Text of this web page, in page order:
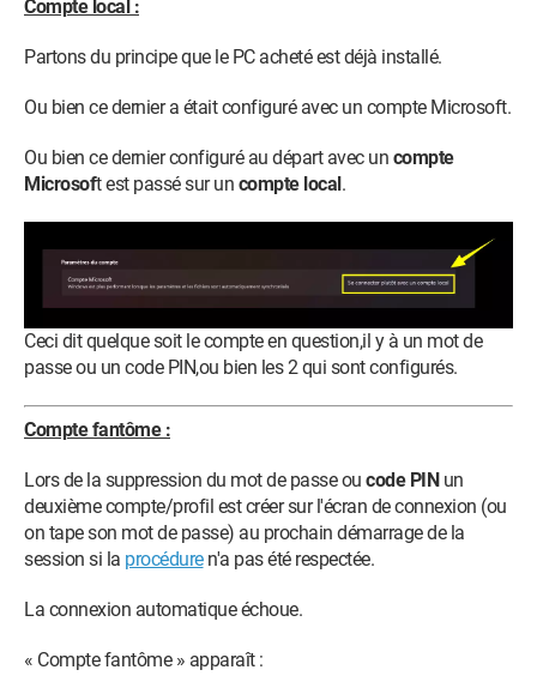
Compte local :
Partons du principe que le PC acheté est déjà installé.
Ou bien ce dernier a était configuré avec un compte Microsoft.
Ou bien ce dernier configuré au départ avec un compte
Microsoft est passé sur un compte local .
Ceci dit quelque soit le compte en question,il y à un mot de
passe ou un code PIN,ou bien les 2 qui sont configurés.
Compte fantôme :
Lors de la suppression du mot de passe ou code PIN un
deuxième compte/profil est créer sur l'écran de connexion (ou
on tape son mot de passe) au prochain démarrage de la
session si la procéduren'a pas été respectée.
La connexion automatique échoue.
« Compte fantôme » apparaît :